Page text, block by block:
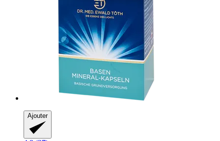
Ajouter